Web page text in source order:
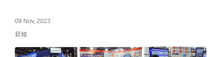
09 Nov, 2023
昇頻